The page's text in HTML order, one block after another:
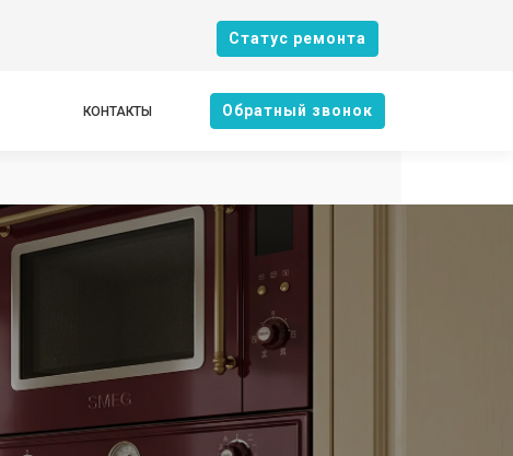
Cтатус ремонта
КОНТАКТЫ Oбратный звонок